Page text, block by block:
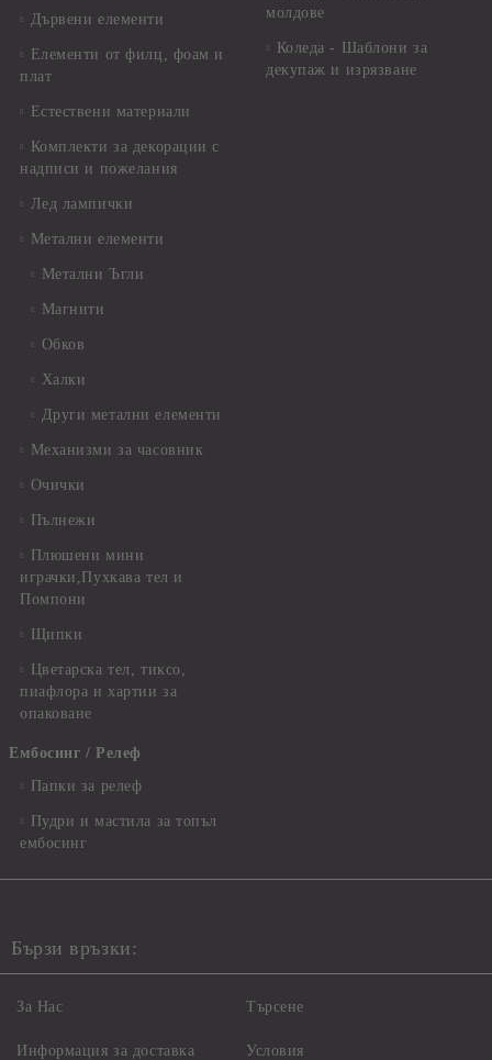
Дървени елементи
Елементи от филц, фоам и
плат
Естествени материали
Комплекти за декорации с
надписи и пожелания
Лед лампички
Метални елементи
Метални Ъгли
Магнити
Обков
Халки
Други метални елементи
Механизми за часовник
Очички
Пълнежи
Плюшени мини
играчки,Пухкава тел и
Помпони
Щипки
Цветарска тел, тиксо,
пиафлора и хартии за
опаковане
Ембосинг / Релеф
Папки за релеф
Пудри и мастила за топъл
ембосинг
молдове
Коледа - Шаблони за
декупаж и изрязване
Бързи връзки:
За Нас
Информация за доставка
Търсене
Условия